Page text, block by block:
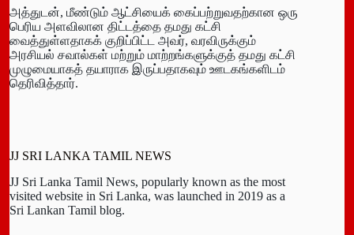
அத்துடன், மீண்டும் ஆட்சியைக் கைப்பற்றுவதற்கான ஒரு
பெரிய அளவிலான திட்டத்தை தமது கட்சி
வைத்துள்ளதாகக் குறிப்பிட்ட அவர், வரவிருக்கும்
அரசியல் சவால்கள் மற்றும் மாற்றங்களுக்குத் தமது கட்சி
முழுமையாகத் தயாராக இருப்பதாகவும் ஊடகங்களிடம்
தெரிவித்தார்.
JJ SRI LANKA TAMIL NEWS
JJ Sri Lanka Tamil News, popularly known as the most
visited website in Sri Lanka, was launched in 2019 as a
Sri Lankan Tamil blog.